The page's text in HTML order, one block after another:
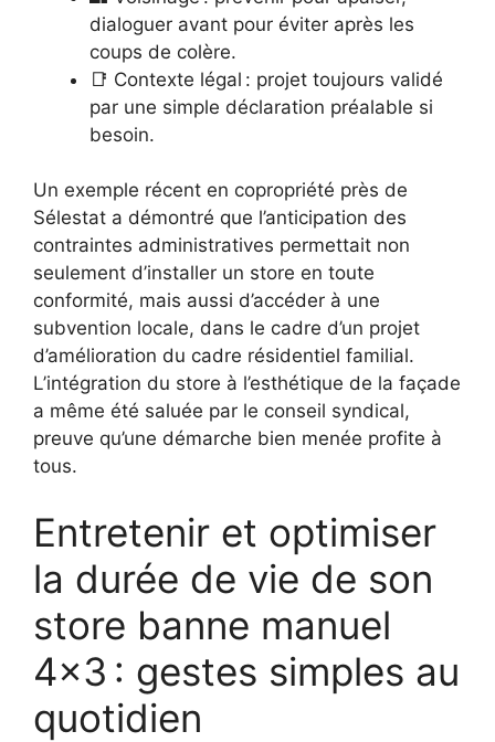
dialoguer avant pour éviter après les
coups de colère.
📑 Contexte légal : projet toujours validé
par une simple déclaration préalable si
besoin.
Un exemple récent en copropriété près de
Sélestat a démontré que l’anticipation des
contraintes administratives permettait non
seulement d’installer un store en toute
conformité, mais aussi d’accéder à une
subvention locale, dans le cadre d’un projet
d’amélioration du cadre résidentiel familial.
L’intégration du store à l’esthétique de la façade
a même été saluée par le conseil syndical,
preuve qu’une démarche bien menée profite à
tous.
Entretenir et optimiser
la durée de vie de son
store banne manuel
4×3 : gestes simples au
quotidien